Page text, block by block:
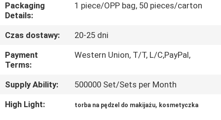
SITEMAP
PRIVACY
POLICY
Packaging
Details:
1 piece/OPP bag, 50 pieces/carton
Czas dostawy:
20-25 dni
Payment
Terms:
Western Union, T/T, L/C,PayPal,
Supply Ability:
500000 Set/Sets per Month
High Light:
torba na pędzel do makijażu, kosmetyczka